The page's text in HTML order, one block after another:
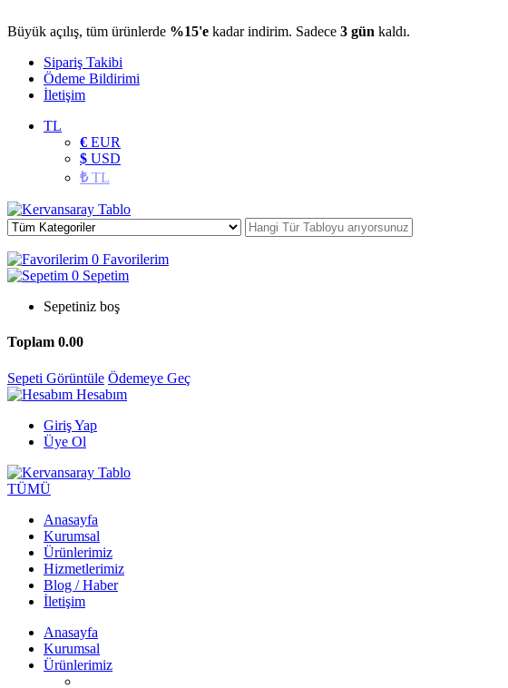
Büyük açılış, tüm ürünlerde %15'e kadar indirim. Sadece 3 gün kaldı.
Sipariş Takibi
Ödeme Bildirimi
İletişim
TL
€ EUR
$ USD
₺TL
0 Favorilerim
0 Sepetim
Sepetiniz boş
Toplam 0.00
Sepeti Görüntüle Ödemeye Geç
Hesabım
Giriş Yap
Üye Ol
TÜMÜ
Anasayfa
Kurumsal
Ürünlerimiz
Hizmetlerimiz
Blog / Haber
İletişim
Anasayfa
Kurumsal
Ürünlerimiz